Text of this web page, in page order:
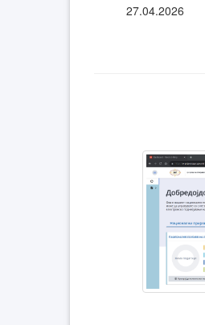
27.04.2026